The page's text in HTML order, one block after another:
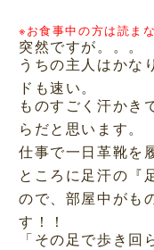
※お食事中の方は読ま
突然ですが。。。
うちの主人はかな
ドも速い。
ものすごく汗かき
らだと思います。
仕事で一日革靴を
ところに足汗の『
ので、部屋中がも
す！！
「その足で歩き